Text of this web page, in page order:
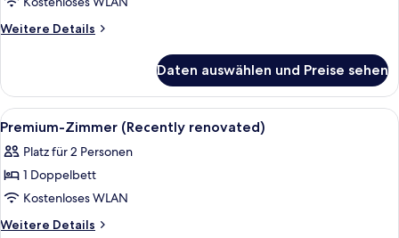
anzeigen
Weitere Details
Weitere
1
Doppelbett
Daten auswählen und Preise sehen
Alle
Fotos
für
Premium-
Zimmer
(Recently
Ein Hotelzimmer mit einem Bett,
3
Premium-Zimmer (Recently renovated)
Platz für 2 Personen
1 Doppelbett
Kostenloses WLAN
Weitere Details
Weitere